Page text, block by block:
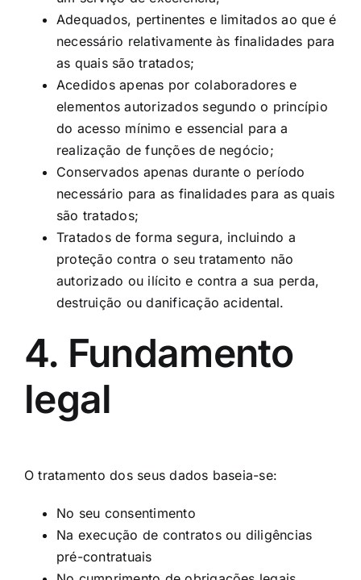
Adequados, pertinentes e limitados ao que é
necessário relativamente às finalidades para
as quais são tratados;
Acedidos apenas por colaboradores e
elementos autorizados segundo o princípio
do acesso mínimo e essencial para a
realização de funções de negócio;
Conservados apenas durante o período
necessário para as finalidades para as quais
são tratados;
Tratados de forma segura, incluindo a
proteção contra o seu tratamento não
autorizado ou ilícito e contra a sua perda,
destruição ou danificação acidental.
4. Fundamento
legal
O tratamento dos seus dados baseia-se:
No seu consentimento
Na execução de contratos ou diligências
pré-contratuais